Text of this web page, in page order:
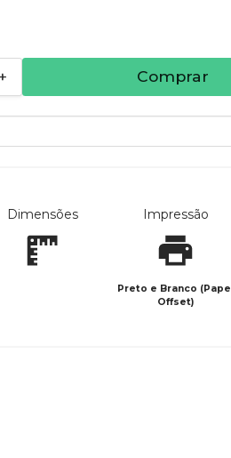
Comprar
Dimensões Impressão
Preto e Branco (Papel
Offset)